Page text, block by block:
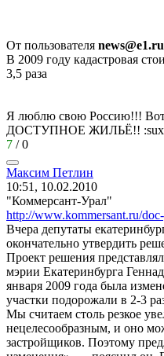
От пользователя news@e1.ru
В 2009 году кадастровая
3,5 раза
Я люблю свою Россию!!! Вот
ДОСТУПНОЕ ЖИЛЬЁ!!
7 /0
Максим Петлин
10:51, 10.02.2010
"Коммерсант-Урал"
http://www.kommersant.ru/
Вчера депутаты
окончательно утвердить
Проект решения
мэрии Екатеринбурга
января 2009 года была
участки подорожали в 2-3
Мы считаем столь резкое
нецелесообразным, и оно
застройщиков. Поэтому